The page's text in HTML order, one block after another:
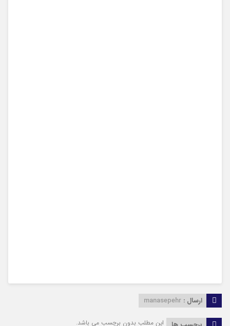
ارسال : manasepehr
این مطلب بدون برچسب می باشد.